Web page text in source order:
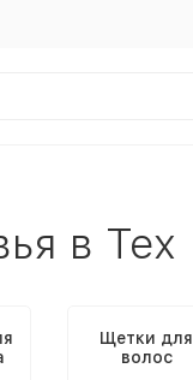
в Тех
Щетки для
волос